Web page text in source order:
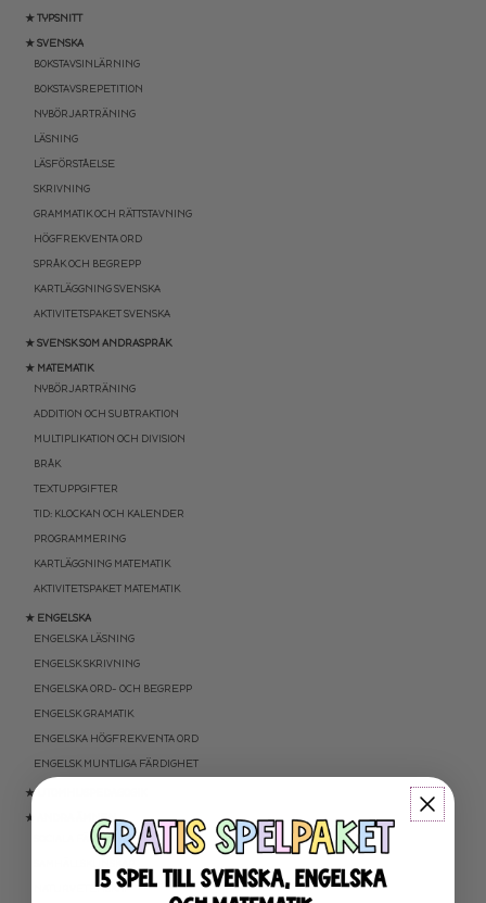
★ TYPSNITT
★ SVENSKA
BOKSTAVSINLÄRNING
BOKSTAVSREPETITION
NYBÖRJARTRÄNING
LÄSNING
LÄSFÖRSTÅELSE
SKRIVNING
GRAMMATIK OCH RÄTTSTAVNING
HÖGFREKVENTA ORD
SPRÅK OCH BEGREPP
KARTLÄGGNING SVENSKA
AKTIVITETSPAKET SVENSKA
★ SVENSK SOM ANDRASPRÅK
★ MATEMATIK
NYBÖRJARTRÄNING
ADDITION OCH SUBTRAKTION
MULTIPLIKATION OCH DIVISION
BRÅK
TEXTUPPGIFTER
TID: KLOCKAN OCH KALENDER
PROGRAMMERING
KARTLÄGGNING MATEMATIK
AKTIVITETSPAKET MATEMATIK
★ ENGELSKA
ENGELSKA LÄSNING
ENGELSK SKRIVNING
ENGELSKA ORD- OCH BEGREPP
ENGELSK GRAMATIK
ENGELSKA HÖGFREKVENTA ORD
ENGELSK MUNTLIGA FÄRDIGHET
★ UTOMHUSPEDAGOGIK
★ ANDRA ÄMNEN
SOCIALA FÄRDIGHETER
NATURVETENSKAP